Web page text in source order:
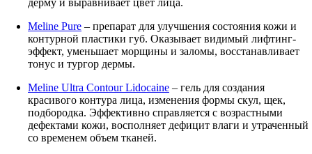
Meline Pure – препарат для улучшения состояния кожи и
контурной пластики губ. Оказывает видимый лифтинг-
эффект, уменьшает морщины и заломы, восстанавливает
тонус и тургор дермы.
Meline Ultra Contour Lidocaine – гель для создания
красивого контура лица, изменения формы скул, щек,
подбородка. Эффективно справляется с возрастными
дефектами кожи, восполняет дефицит влаги и утраченный
со временем объем тканей.